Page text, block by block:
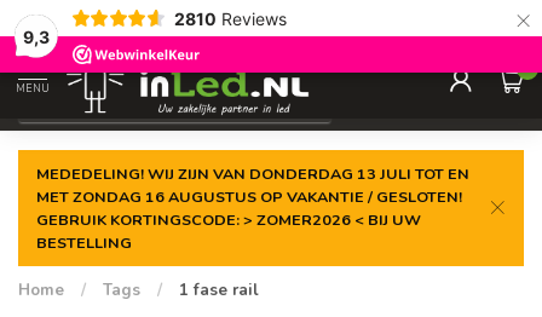
9,3
2810 Reviews ×
Gegarandeerde delaagste prijs
MENU
0
MEDEDELING! WIJ ZIJN VAN DONDERDAG 13 JULI TOT EN
MET ZONDAG 16 AUGUSTUS OP VAKANTIE / GESLOTEN!
GEBRUIK KORTINGSCODE: > ZOMER2026 < BIJ UW
BESTELLING
Home / Tags / 1 fase rail